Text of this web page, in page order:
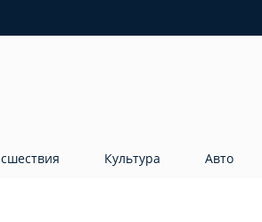
Культура Авто